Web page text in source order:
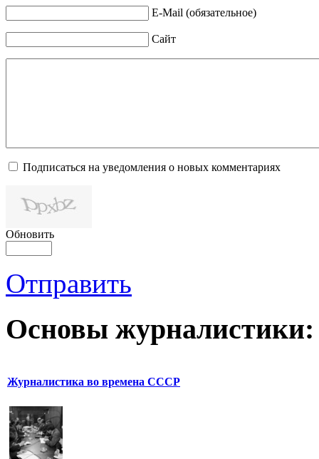
E-Mail (обязательное)
Сайт
Подписаться на уведомления о новых комментариях
Обновить
Отправить
Основы журналистики:
Журналистика во времена СССР